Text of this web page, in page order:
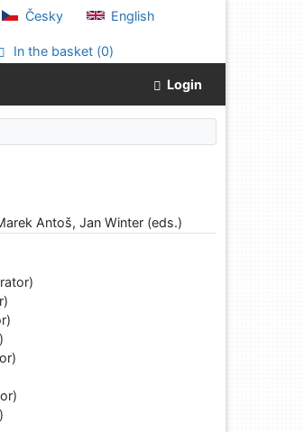
Česky English
In the basket (0)
Login
Antoš, Jan Winter (eds.)